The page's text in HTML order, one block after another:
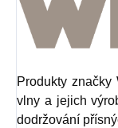
Produkty
vlny a jejich
dodržování